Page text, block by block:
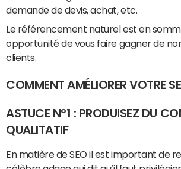
demande de devis, achat, etc.
Le référencement naturel est en
opportunité de vous faire gagner de
clients.
COMMENT AMÉLIORER VOTRE
ASTUCE N°1 : PRODUISEZ DU
QUALITATIF
En matière de SEO il est important de